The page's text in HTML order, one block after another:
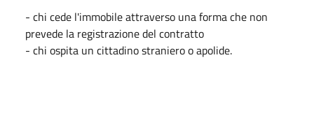
- chi cede l'immobile attraverso una forma che non
prevede la registrazione del contratto
- chi ospita un cittadino straniero o apolide.